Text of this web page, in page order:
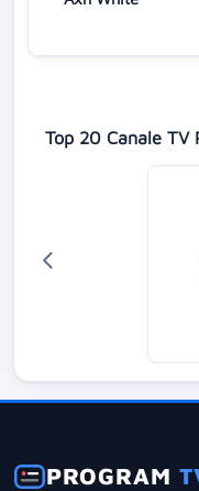
Top 20 Canale TV
PROGRAM